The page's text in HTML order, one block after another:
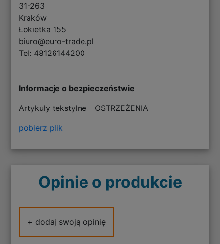
31-263
Kraków
Łokietka 155
biuro@euro-trade.pl
Tel: 48126144200
Informacje o bezpieczeństwie
Artykuły tekstylne - OSTRZEŻENIA
pobierz plik
Opinie o produkcie
+ dodaj swoją opinię